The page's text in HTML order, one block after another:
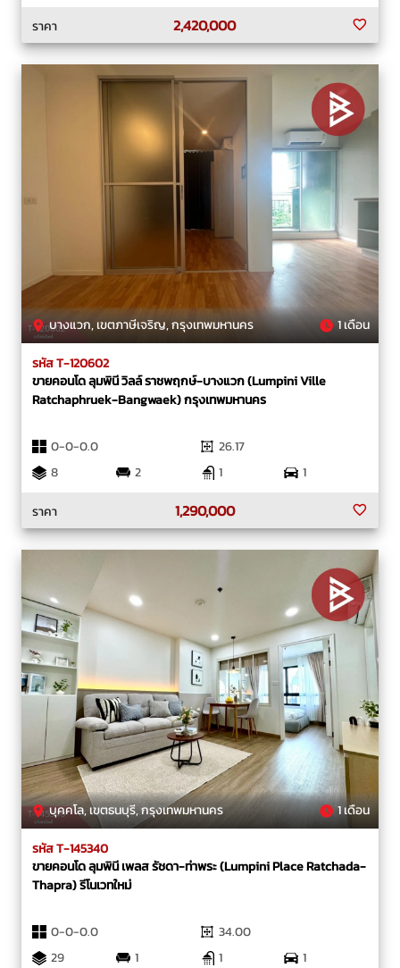
ราคา 2,420,000
บางแวก, เขตภาษีเจริญ, กรุงเทพมหานคร 1 เดือน
รหัส T-120602
ขายคอนโด ลุมพินี วิลล์ ราชพฤกษ์-บางแวก (Lumpini Ville
Ratchaphruek-Bangwaek) กรุงเทพมหานคร
0-0-0.0
26.17
8
2 1
1
ราคา
1,290,000
บุคคโล, เขตธนบุรี, กรุงเทพมหานคร 1 เดือน
รหัส T-145340
ขายคอนโด ลุมพินี เพลส รัชดา-ท่าพระ (Lumpini Place Ratchada-
Thapra) รีโนเวทใหม่
0-0-0.0
34.00
29
1 1
1